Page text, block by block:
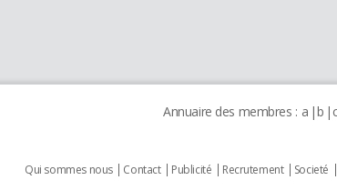
Annuaire des membres : a b
Qui sommes nous Contact Publicité Recrutement Societé